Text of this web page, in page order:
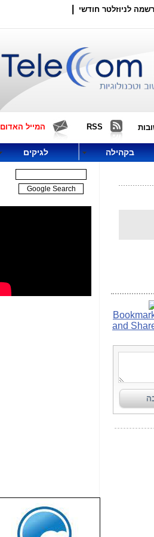
לניוזלטר חודשי
RSS המייל האדום
בקהילה לגיקים
שבוע טוב לכל
הגולשים באשר